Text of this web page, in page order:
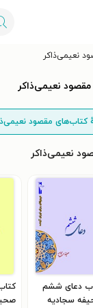
نعیمی‌ذاکر
مقصود نعیمی‌ذاکر
کتاب‌های مقصود
نعیمی‌ذاکر
دعای ششم
سجادیه